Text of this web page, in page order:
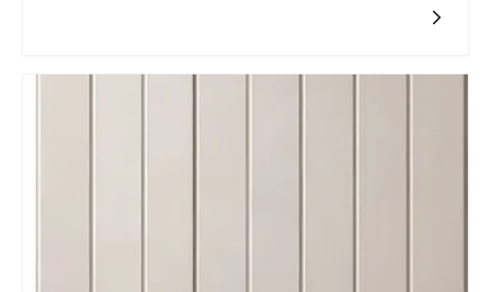
sklejka wodoodporna. Istotne jest, aby materiał miał